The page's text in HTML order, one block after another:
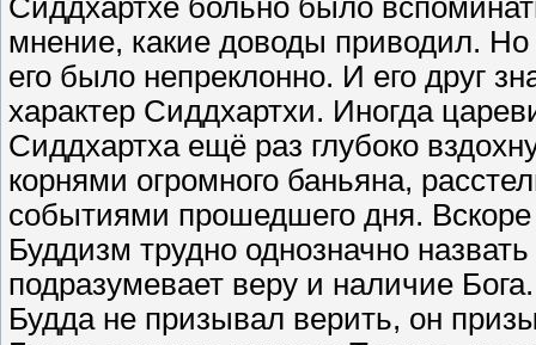
Сиддхартхе больно было
мнение, какие доводы приводил.
его было непреклонно. И его друг
характер Сиддхартхи. Иногда
Сиддхартха ещё раз глубоко
корнями огромного баньяна,
событиями прошедшего дня.
Буддизм трудно однозначно
подразумевает веру и наличие
Будда не призывал верить, он